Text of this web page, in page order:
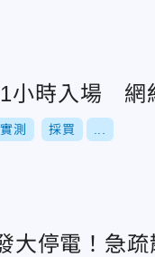
小時入場 網
實測 採買
大停電！急